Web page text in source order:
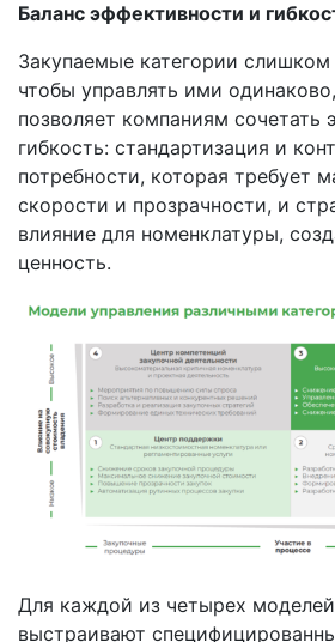
Баланс эффективности и
Закупаемые категории слишком
чтобы управлять ими
позволяет компаниям сочетать
гибкость: стандартизация и
потребности, которая требует
скорости и прозрачности, и
влияние для номенклатуры,
ценность.
Для каждой из четырех
выстраивают